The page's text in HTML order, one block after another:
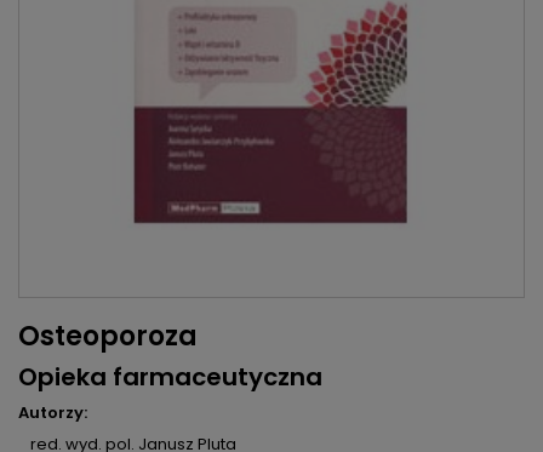
Osteoporoza
Opieka farmaceutyczna
Autorzy:
red. wyd. pol. Janusz Pluta